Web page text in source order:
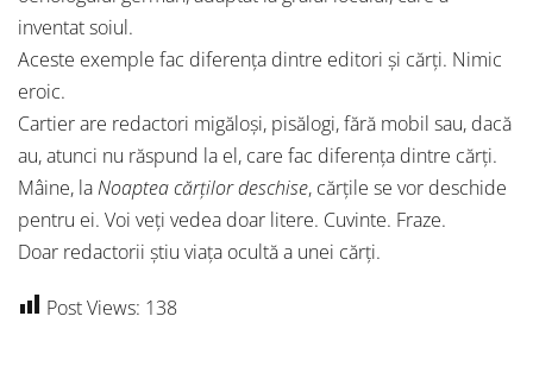
inventat soiul.
Aceste exemple fac diferența dintre editori și cărți. Nimic
eroic.
Cartier are redactori migăloși, pisălogi, fără mobil sau, dacă
au, atunci nu răspund la el, care fac diferența dintre cărți.
Mâine, laNoaptea cărților deschise, cărțile se vor deschide
pentru ei. Voi veți vedea doar litere. Cuvinte. Fraze.
Doar redactorii știu viața ocultă a unei cărți.
Post Views: 138